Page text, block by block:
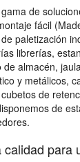
de
fácil
paletización
librerías,
almacén,
y metálicos,
de
de
para